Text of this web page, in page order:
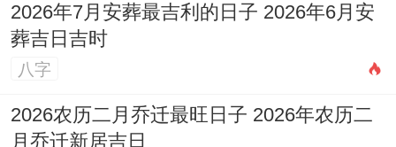
不择吉时：即便选对了日子，一天里面也有
吉时同凶时之分，必须要选择吉时开始重要
的活动，比如丑时、卯时、午时等常被认位
是吉时。
2026年7月安葬最吉利的日子 2026年6月安
葬吉日吉时
八字
2026农历二月乔迁最旺日子 2026年农历二
月乔迁新居吉日